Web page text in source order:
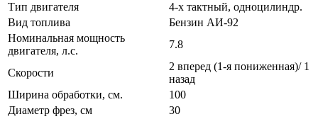
Тип двигателя
4-х тактный, одноцилиндр.
Вид топлива
Бензин АИ-92
Номинальная мощность
двигателя, л.с.
7.8
Скорости
2 вперед (1-я пониженная)/ 1
назад
Ширина обработки, см.
100
Диаметр фрез, см
30